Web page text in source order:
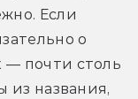
Если
о
почти столь
из названия,